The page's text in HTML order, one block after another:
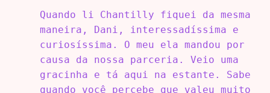
Quando li Chantilly fiquei da mesma
maneira, Dani, interessadíssima e
curiosíssima. O meu ela mandou por
causa da nossa parceria. Veio uma
gracinha e tá aqui na estante. Sabe
quando você percebe que valeu muito